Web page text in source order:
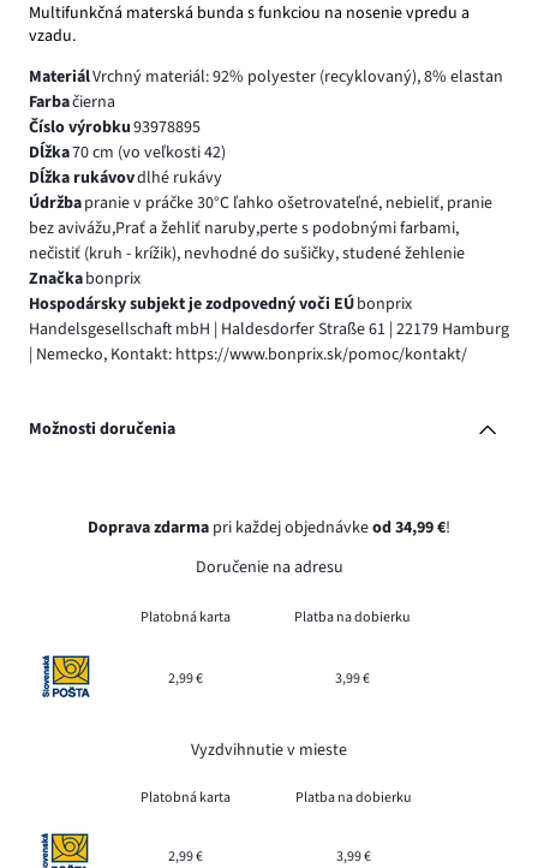
Multifunkčná materská bunda s funkciou na nosenie vpredu a
vzadu.
MateriálVrchný materiál: 92% polyester (recyklovaný), 8% elastan
Farbačierna
Číslo výrobku93978895
Dĺžka70 cm (vo veľkosti 42)
Dĺžka rukávovdlhé rukávy
Údržbapranie v práčke 30°C ľahko ošetrovateľné, nebieliť, pranie
bez avivážu,Prať a žehliť naruby,perte s podobnými farbami,
nečistiť (kruh - krížik), nevhodné do sušičky, studené žehlenie
Značkabonprix
Hospodársky subjekt je zodpovedný voči EÚbonprix
Handelsgesellschaft mbH | Haldesdorfer Straße 61 | 22179 Hamburg
| Nemecko, Kontakt: https://www.bonprix.sk/pomoc/kontakt/
Možnosti doručenia
Doprava zdarma pri každej objednávkeod 34,99 €!
Doručenie na adresu
Platobná karta Platba na dobierku
2,99 € 3,99 €
Vyzdvihnutie v mieste
Platobná karta Platba na dobierku
2,99 € 3,99 €